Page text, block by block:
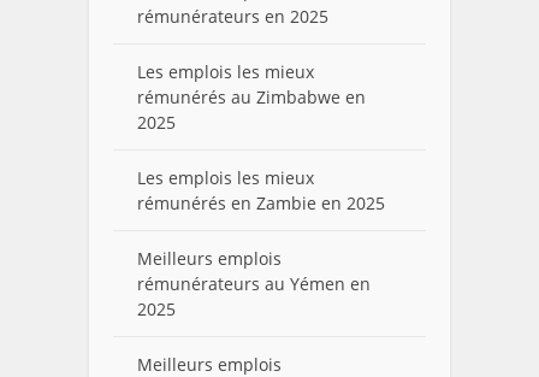
rémunérateurs en 2025
Les emplois les mieux
rémunérés au Zimbabwe en
2025
Les emplois les mieux
rémunérés en Zambie en 2025
Meilleurs emplois
rémunérateurs au Yémen en
2025
Meilleurs emplois